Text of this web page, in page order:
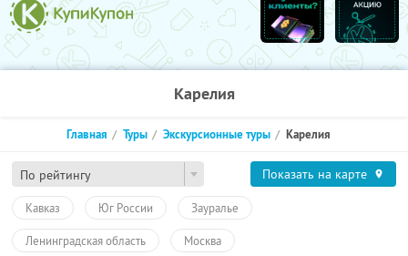
Карелия
По рейтингу
Главная Туры Экскурсионные туры Карелия
Показать на карте
Кавказ Юг России Зауралье
Ленинградская область Москва